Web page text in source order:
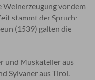
Weinerzeugung vor dem
stammt der Spruch:
(1539) galten die
und Muskateller aus
Sylvaner aus Tirol.